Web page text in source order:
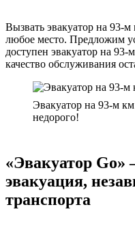
Вызвать эвакуатор на
любое место. Предложим
доступен эвакуатор на
качество обслуживания
Эвакуатор на 93-м
недорого!
«Эвакуатор Go»
эвакуация,
транспорта